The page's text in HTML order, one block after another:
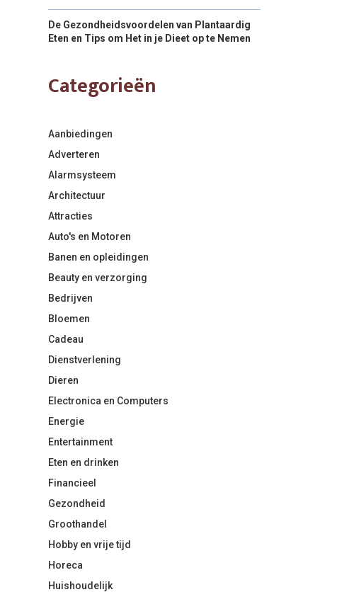
De Gezondheidsvoordelen van Plantaardig
Eten en Tips om Het in je Dieet op te Nemen
Categorieën
Aanbiedingen
Adverteren
Alarmsysteem
Architectuur
Attracties
Auto's en Motoren
Banen en opleidingen
Beauty en verzorging
Bedrijven
Bloemen
Cadeau
Dienstverlening
Dieren
Electronica en Computers
Energie
Entertainment
Eten en drinken
Financieel
Gezondheid
Groothandel
Hobby en vrije tijd
Horeca
Huishoudelijk